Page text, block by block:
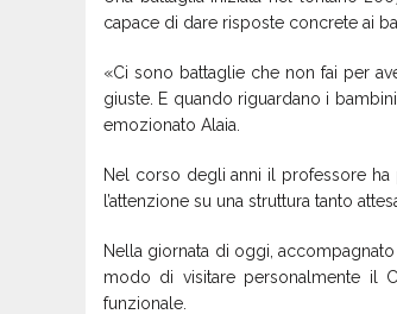
capace di dare risposte concrete ai
«Ci sono battaglie che non fai per
giuste. E quando riguardano i
emozionato Alaia.
Nel corso degli anni il professore
l’attenzione su una struttura tanto
Nella giornata di oggi,
modo di visitare personalmente il
funzionale.